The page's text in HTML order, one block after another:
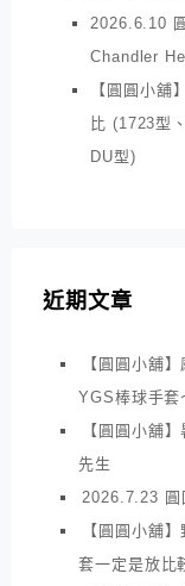
2026.6.10
Chandler
【圓圓小
比 (1723型
DU型)
近期文章
【圓圓小舖
YGS棒球手套
【圓圓小舖
先生
2026.7.23 圓
【圓圓小舖
套一定是放比